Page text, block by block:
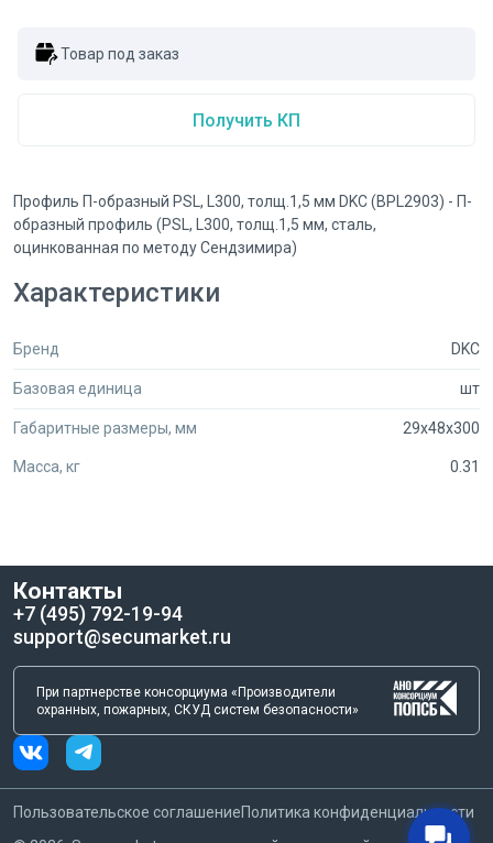
Товар под заказ
Получить КП
Профиль П-образный PSL, L300, толщ.1,5 мм DKC (BPL2903) - П-
образный профиль (PSL, L300, толщ.1,5 мм, сталь,
оцинкованная по методу Сендзимира)
Характеристики
Бренд DKC
Базовая единица шт
Габаритные размеры, мм 29x48x300
Масса, кг 0.31
Контакты
+7 (495) 792-19-94
support@secumarket.ru
При партнерстве консорциума «Производители
охранных, пожарных, СКУД систем безопасности»
Пользовательское соглашениеПолитика конфиденциальности